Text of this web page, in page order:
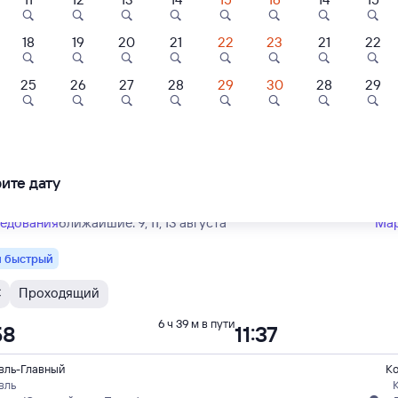
вагона
Проходящий
Ярославской
ближайшие: 9, 11, 13 августа
быстрый
Проходящий
Главный
11:37
6 ч 39 м в пути
18 19 20 21 22 23
25 26 27 28 29 30
21 22
28 29
дату